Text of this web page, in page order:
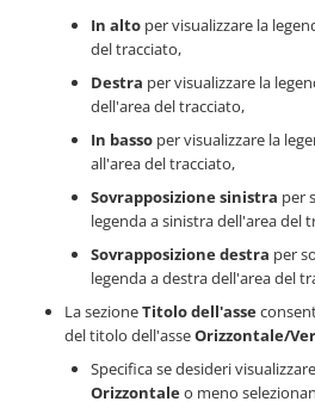
In alto per visualizzare la
del tracciato,
Destra per visualizzare la
dell'area del tracciato,
In basso per visualizzare la
all'area del tracciato,
Sovrapposizione sinistra per
legenda a sinistra dell'area del
Sovrapposizione destra per
legenda a destra dell'area del
La sezioneTitolo dell'asse
del titolo dell'asseOrizzontale/
Specifica se desideri
Orizzontaleo meno